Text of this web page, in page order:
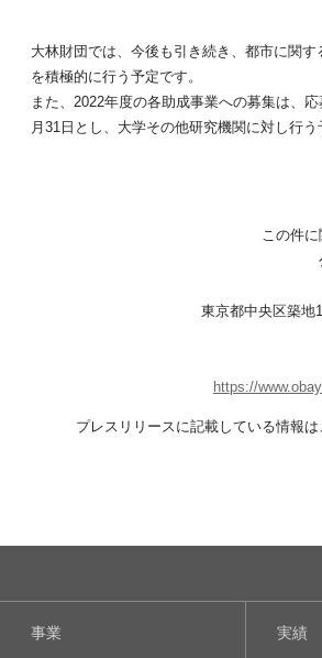
大林財団では、今後も引き続き、都市に関
を積極的に行う予定です。
また、2022年度の各助成事業への募集は、
月31日とし、大学その他研究機関に対し行う
この件
東京都中央区築地
https://
プレスリリースに記載している情報は
事業 実績